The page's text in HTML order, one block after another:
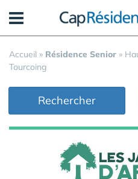
Accueil » Résidence Senior »
Tourcoing
Rechercher